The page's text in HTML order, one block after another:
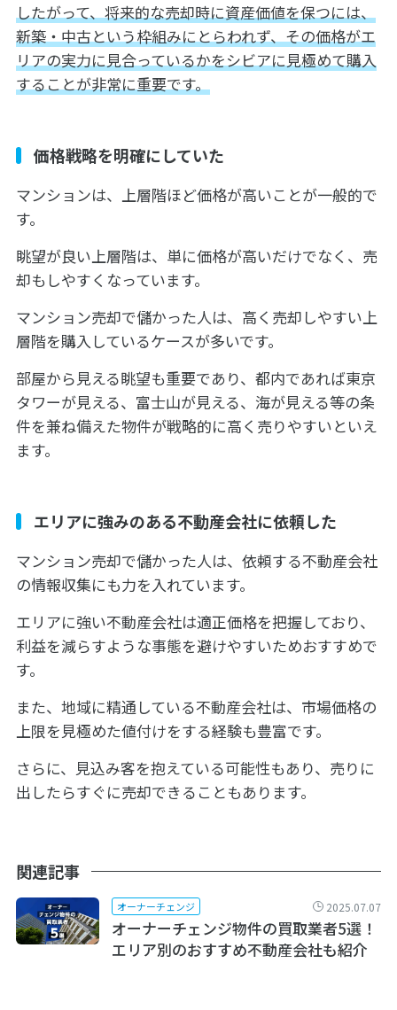
したがって、将来的な売却時に資産価値を保つには、
新築・中古という枠組みにとらわれず、その価格がエ
リアの実力に見合っているかをシビアに見極めて購入
することが非常に重要です。
価格戦略を明確にしていた
マンションは、上層階ほど価格が高いことが一般的で
す。
眺望が良い上層階は、単に価格が高いだけでなく、売
却もしやすくなっています。
マンション売却で儲かった人は、高く売却しやすい上
層階を購入しているケースが多いです。
部屋から見える眺望も重要であり、都内であれば東京
タワーが見える、富士山が見える、海が見える等の条
件を兼ね備えた物件が戦略的に高く売りやすいといえ
ます。
エリアに強みのある不動産会社に依頼した
マンション売却で儲かった人は、依頼する不動産会社
の情報収集にも力を入れています。
エリアに強い不動産会社は適正価格を把握しており、
利益を減らすような事態を避けやすいためおすすめで
す。
また、地域に精通している不動産会社は、市場価格の
上限を見極めた値付けをする経験も豊富です。
さらに、見込み客を抱えている可能性もあり、売りに
出したらすぐに売却できることもあります。
関連記事
オーナーチェンジ 2025.07.07
オーナーチェンジ物件の買取業者5選！
エリア別のおすすめ不動産会社も紹介